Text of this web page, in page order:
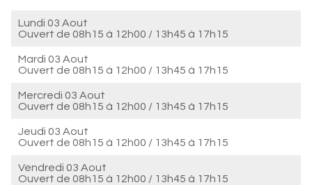
Lundi 03 Aout
Ouvert de 08h15 à 12h00 / 13h45 à 17h15
Mardi 03 Aout
Ouvert de 08h15 à 12h00 / 13h45 à 17h15
Mercredi 03 Aout
Ouvert de 08h15 à 12h00 / 13h45 à 17h15
Jeudi 03 Aout
Ouvert de 08h15 à 12h00 / 13h45 à 17h15
Vendredi 03 Aout
Ouvert de 08h15 à 12h00 / 13h45 à 17h15